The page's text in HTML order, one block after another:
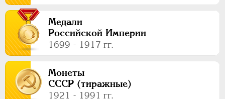
Медали
Российской Империи
1699 - 1917 гг.
Монеты
СССР (тиражные)
1921 - 1991 гг.
ПЕТР II 1727-1729
АННА ИОАННОВНА
ИОАНН АНТОНОВИЧ 1740-1741
ЕЛИЗАВЕТА 1741-1762
ПЕТР III 1762-1762
ЕКАТЕРИНА II 1762-1796
ПАВЕЛ I
1796-1801